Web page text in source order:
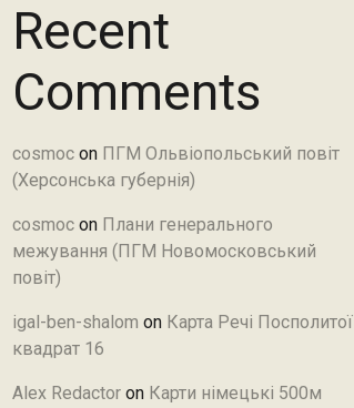
Recent
Comments
cosmocon ПГМ Ольвіопольський повіт
(Херсонська губернія)
cosmocon Плани генерального
межування (ПГМ Новомосковський
повіт)
igal-ben-shalom on Карта Речі Посполитої
квадрат 16
Alex Redactoron Карти німецькі 500м